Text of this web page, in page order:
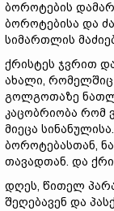
ბოროტების
ბოროტებისა და
სიმართლის
ქრისტეს ჯვრით
ახალი, რომელშიც
გოლგოთაზე
კაცობრიობა რომ
მიეცა
ბოროტებასთან,
თავადთან. და
დღეს, წითელ
შეღებავენ და